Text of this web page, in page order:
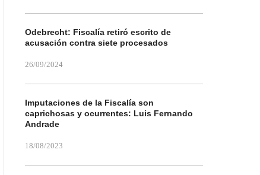
Odebrecht: Fiscalía retiró escrito de
acusación contra siete procesados
26/09/2024
Imputaciones de la Fiscalía son
caprichosas y ocurrentes: Luis Fernando
Andrade
18/08/2023